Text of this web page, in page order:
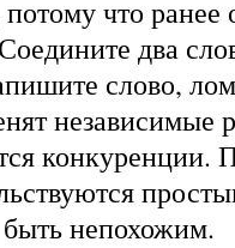
что ранее
два
слово,
независимые
конкуренции.
быть непохожим.